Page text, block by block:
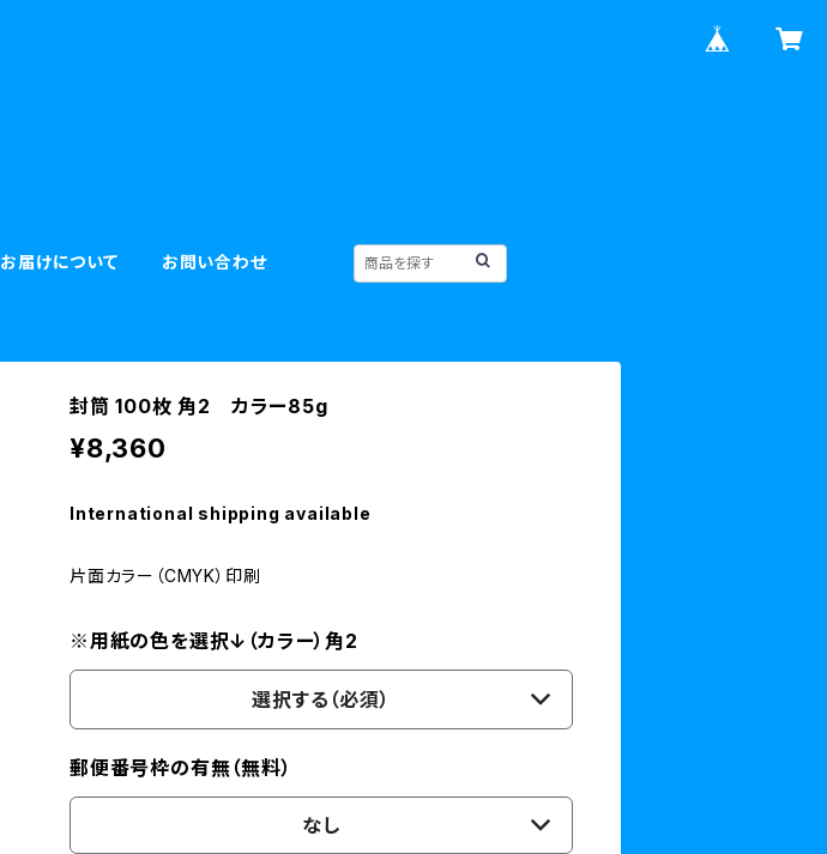
お届けについて お問い合わせ
封筒 100枚 角2 カラー85g
¥8,360
International shipping available
片面カラー（CMYK）印刷
※用紙の色を選択↓（カラー）角2
選択する（必須）
郵便番号枠の有無（無料）
なし